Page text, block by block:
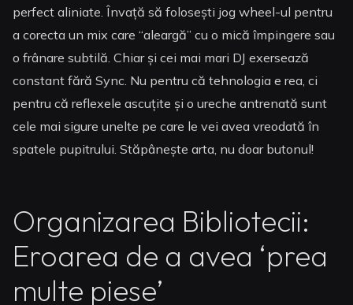
perfect aliniate. Învață să folosești jog wheel-ul pentru
a corecta un mix care “aleargă” cu o mică împingere sau
o frânare subtilă. Chiar și cei mai mari DJ exersează
constant fără Sync. Nu pentru că tehnologia e rea, ci
pentru că reflexele ascuțite și o ureche antrenată sunt
cele mai sigure unelte pe care le vei avea vreodată în
spatele pupitrului. Stăpânește arta, nu doar butonul!
Organizarea Bibliotecii:
Eroarea de a avea ‘prea
multe piese’